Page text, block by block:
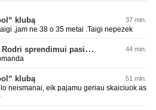
klubą 37 min.
,jam ne 38 o 35 metai .Taigi nepezek
Paaiškėjo, kas turėjo įtakos Rodri sprendimui pasirinkti Barselonos pusę 44 min.
klubą 51 min.
neismanai, eik pajamu geriau skaiciuok as